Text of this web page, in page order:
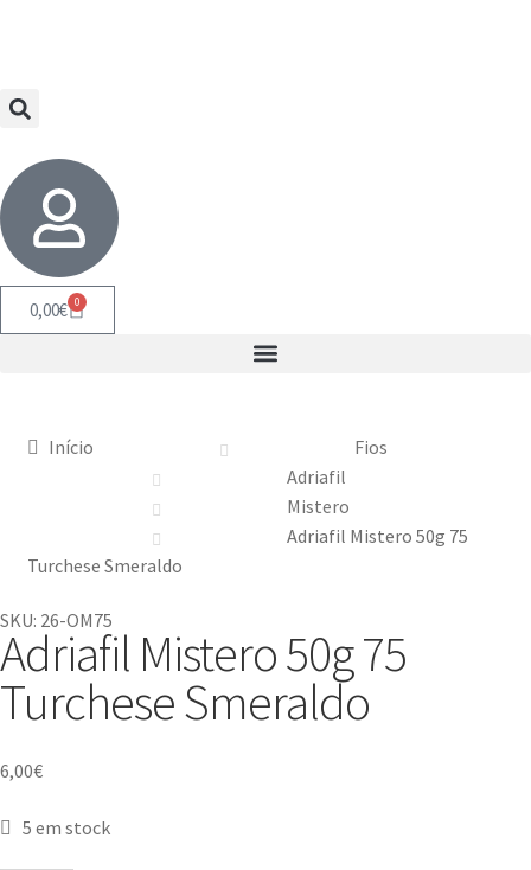
0,00€ 0
Início
Fios
Adriafil
Mistero
Adriafil Mistero 50g 75
Turchese Smeraldo
SKU: 26-OM75
Adriafil Mistero 50g 75
Turchese Smeraldo
6,00€
5 em stock